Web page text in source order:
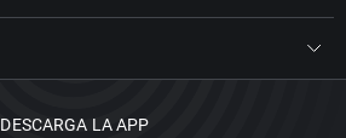
DESCARGA LA APP